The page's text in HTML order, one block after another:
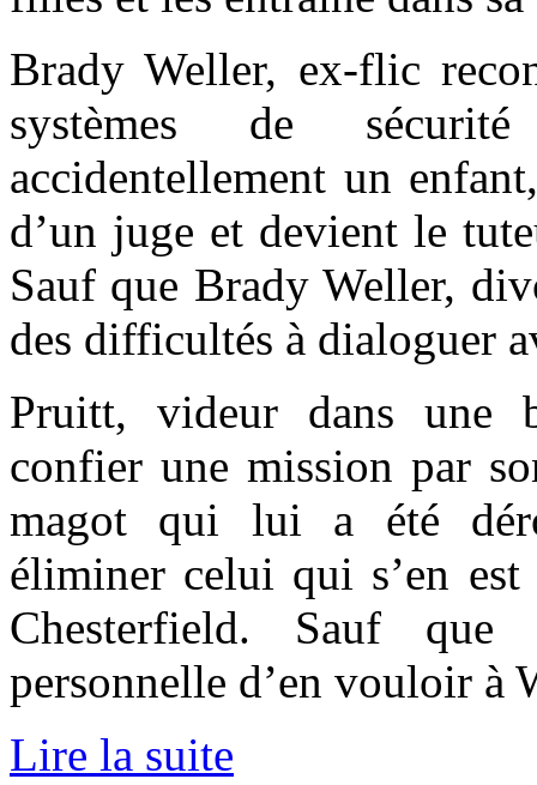
Brady Weller, ex-flic
systèmes de
accidentellement un
d’un juge et devient le
Sauf que Brady Weller,
des difficultés à dialoguer
Pruitt, videur dans
confier une mission par
magot qui lui a été
éliminer celui qui s’en est
Chesterfield. Sauf
personnelle d’en vouloir à
Lire la suite